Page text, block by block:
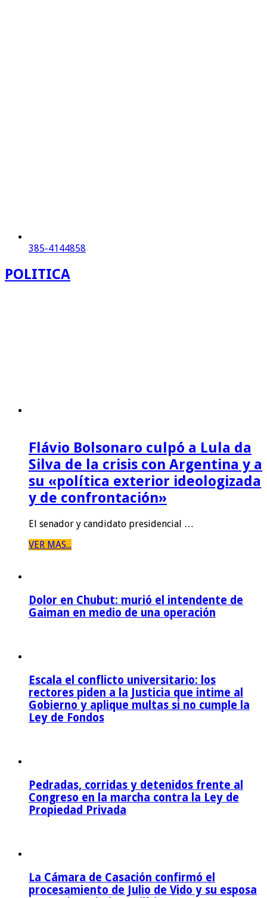
385-4144858
POLITICA
Flávio Bolsonaro culpó a Lula da
Silva de la crisis con Argentina y a
su «política exterior ideologizada
y de confrontación»
El senador y candidato presidencial …
VER MAS...
Dolor en Chubut: murió el intendente de
Gaiman en medio de una operación
Escala el conflicto universitario: los
rectores piden a la Justicia que intime al
Gobierno y aplique multas si no cumple la
Ley de Fondos
Pedradas, corridas y detenidos frente al
Congreso en la marcha contra la Ley de
Propiedad Privada
La Cámara de Casación confirmó el
procesamiento de Julio de Vido y su esposa